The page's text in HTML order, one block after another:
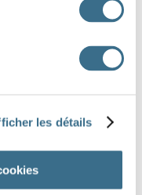
les détails
Présent